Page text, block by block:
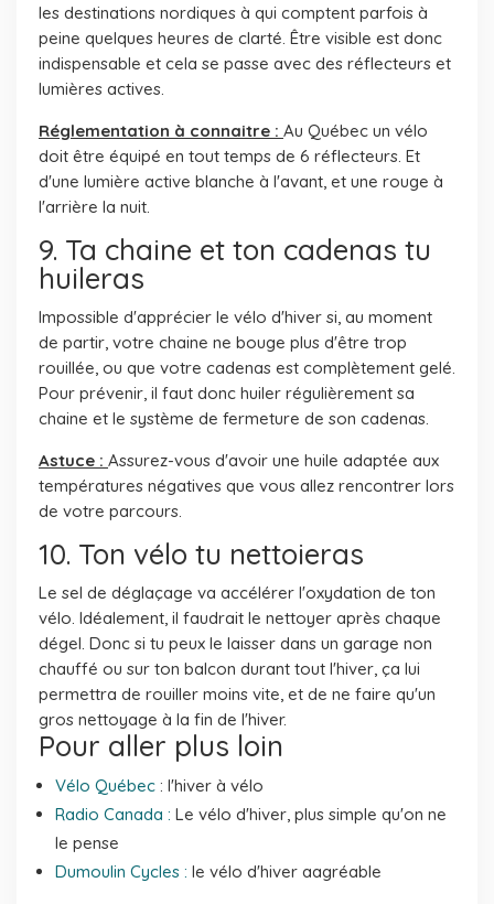
les destinations nordiques à qui comptent parfois à
peine quelques heures de clarté. Être visible est donc
indispensable et cela se passe avec des réflecteurs et
lumières actives.
Réglementation à connaitre : Au Québec un vélo
doit être équipé en tout temps de 6 réflecteurs. Et
d'une lumière active blanche à l'avant, et une rouge à
l'arrière la nuit.
9. Ta chaine et ton cadenas tu
huileras
Impossible d'apprécier le vélo d'hiver si, au moment
de partir, votre chaine ne bouge plus d'être trop
rouillée, ou que votre cadenas est complètement gelé.
Pour prévenir, il faut donc huiler régulièrement sa
chaine et le système de fermeture de son cadenas.
Astuce : Assurez-vous d'avoir une huile adaptée aux
températures négatives que vous allez rencontrer lors
de votre parcours.
10. Ton vélo tu nettoieras
Le sel de déglaçage va accélérer l'oxydation de ton
vélo. Idéalement, il faudrait le nettoyer après chaque
dégel. Donc si tu peux le laisser dans un garage non
chauffé ou sur ton balcon durant tout l'hiver, ça lui
permettra de rouiller moins vite, et de ne faire qu'un
gros nettoyage à la fin de l'hiver.
Pour aller plus loin
Vélo Québec : l'hiver à vélo
Radio Canada : Le vélo d'hiver, plus simple qu'on ne
le pense
Dumoulin Cycles : le vélo d'hiver aagréable